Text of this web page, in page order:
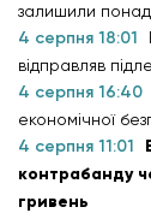
залишили понад
4 серпня 18:01
відправляв
4 серпня 16:40
економічної
4 серпня 11:01
контрабанду
гривень